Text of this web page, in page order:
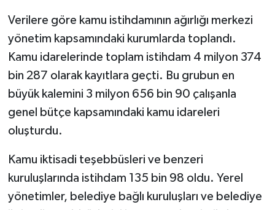
Verilere göre kamu istihdamının ağırlığı merkezi
yönetim kapsamındaki kurumlarda toplandı.
Kamu idarelerinde toplam istihdam 4 milyon 374
bin 287 olarak kayıtlara geçti. Bu grubun en
büyük kalemini 3 milyon 656 bin 90 çalışanla
genel bütçe kapsamındaki kamu idareleri
oluşturdu.
Kamu iktisadi teşebbüsleri ve benzeri
kuruluşlarında istihdam 135 bin 98 oldu. Yerel
yönetimler, belediye bağlı kuruluşları ve belediye